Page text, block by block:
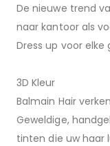
De nieuwe trend
naar kantoor als
Dress up voor
3D Kleur
Balmain Hair
Geweldige,
tinten die uw haar